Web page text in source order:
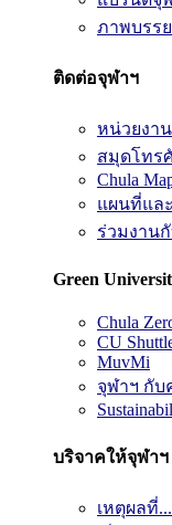
ภาพบรร
ติดต่อจุฬาฯ
หน่วยงา
สมุดโทร
Chula
แผนที่แล
ร่วมงาน
Green
Chula
CU
MuvMi
จุฬาฯ กับ
บริจาคให้จุฬาฯ
เหตุผลที่